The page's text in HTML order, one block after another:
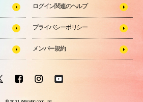
ログイン関連のヘルプ
プライバシーポリシー
メンバー規約